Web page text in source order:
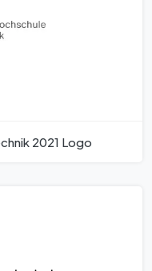
2021 Logo